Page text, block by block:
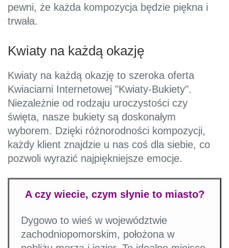
pewni, że każda kompozycja będzie piękna i
trwała.
Kwiaty na każdą okazję
Kwiaty na każdą okazję to szeroka oferta
Kwiaciarni Internetowej "Kwiaty-Bukiety".
Niezależnie od rodzaju uroczystości czy
święta, nasze bukiety są doskonałym
wyborem. Dzięki różnorodności kompozycji,
każdy klient znajdzie u nas coś dla siebie, co
pozwoli wyrazić najpiękniejsze emocje.
A czy wiecie, czym słynie to miasto?
Dygowo to wieś w województwie
zachodniopomorskim, położona w